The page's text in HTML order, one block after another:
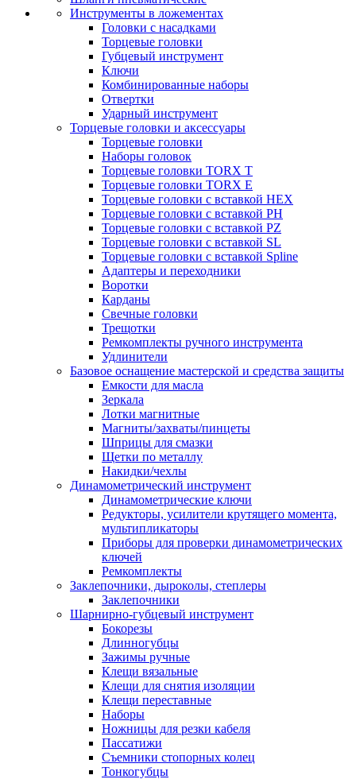
Инструменты в ложементах
Головки с насадками
Торцевые головки
Губцевый инструмент
Ключи
Комбинированные наборы
Отвертки
Ударный инструмент
Торцевые головки и аксессуары
Торцевые головки
Наборы головок
Торцевые головки TORX T
Торцевые головки TORX Е
Торцевые головки с вставкой HEX
Торцевые головки с вставкой PH
Торцевые головки с вставкой PZ
Торцевые головки с вставкой SL
Торцевые головки с вставкой Spline
Адаптеры и переходники
Воротки
Карданы
Свечные головки
Трещотки
Ремкомплекты ручного инструмента
Удлинители
Базовое оснащение мастерской и средства защиты
Емкости для масла
Зеркала
Лотки магнитные
Магниты/захваты/пинцеты
Шприцы для смазки
Щетки по металлу
Накидки/чехлы
Динамометрический инструмент
Динамометрические ключи
Редукторы, усилители крутящего момента,
мультипликаторы
Приборы для проверки динамометрических
ключей
Ремкомплекты
Заклепочники, дыроколы, степлеры
Заклепочники
Шарнирно-губцевый инструмент
Бокорезы
Длинногубцы
Зажимы ручные
Клещи вязальные
Клещи для снятия изоляции
Клещи переставные
Наборы
Ножницы для резки кабеля
Пассатижи
Съемники стопорных колец
Тонкогубцы